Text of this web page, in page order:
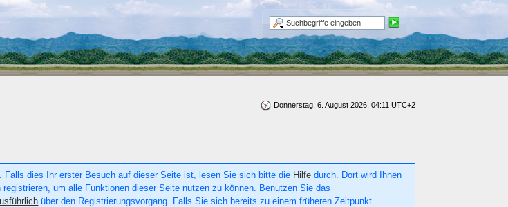
Donnerstag, 6. August 2026, 04:11 UTC+2
dies Ihr erster Besuch auf dieser Seite ist, lesen Sie sich bitte die Hilfe durch. Dort wird Ihnen
um alle Funktionen dieser Seite nutzen zu können. Benutzen Sie das
über den Registrierungsvorgang. Falls Sie sich bereits zu einem früheren Zeitpunkt